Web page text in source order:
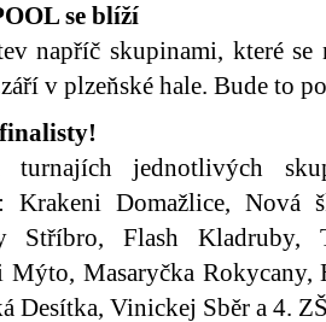
se blíží
napříč skupinami, které
v plzeňské hale. Bude to
turnajích jednotlivých
Krakeni Domažlice, Nová
Stříbro, Flash Kladruby,
Mýto, Masaryčka
Desítka, Vinickej Sběr a 4.